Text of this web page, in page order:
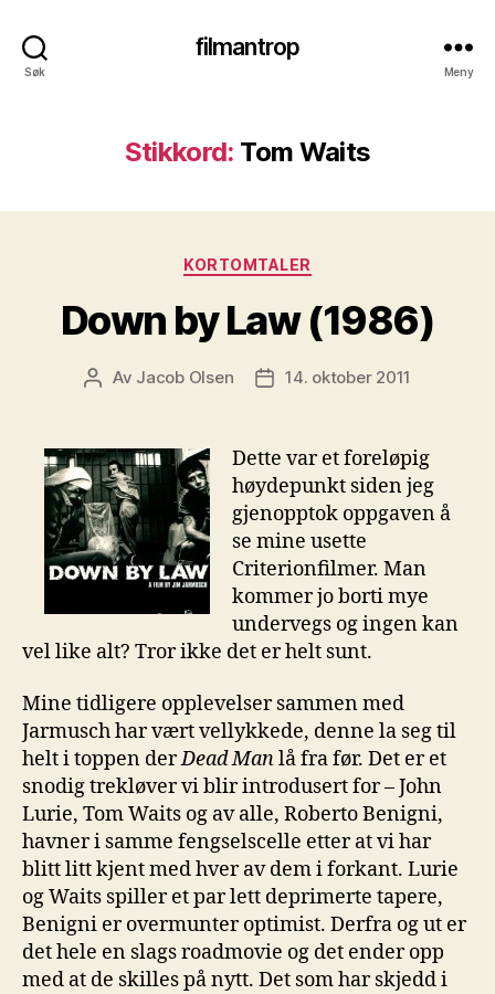
Søk
filmantrop
Meny
Stikkord: Tom Waits
Kategorier
KORTOMTALER
Down by Law (1986)
Innleggsforfatter
Av Jacob Olsen Publiseringsdato
14. oktober 2011
Dette var et foreløpig
høydepunkt siden jeg
gjenopptok oppgaven å
se mine usette
Criterionfilmer. Man
kommer jo borti mye
undervegs og ingen kan
vel like alt? Tror ikke det er helt sunt.
Mine tidligere opplevelser sammen med
Jarmusch har vært vellykkede, denne la seg til
helt i toppen derDead Manlå fra før. Det er et
snodig trekløver vi blir introdusert for – John
Lurie, Tom Waits og av alle, Roberto Benigni,
havner i samme fengselscelle etter at vi har
blitt litt kjent med hver av dem i forkant. Lurie
og Waits spiller et par lett deprimerte tapere,
Benigni er overmunter optimist. Derfra og ut er
det hele en slags roadmovie og det ender opp
med at de skilles på nytt. Det som har skjedd i